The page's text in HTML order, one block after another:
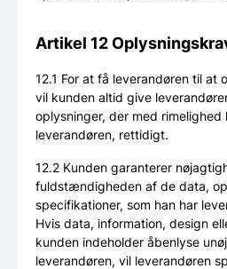
Artikel 12
12.1 For at få leverandøren til at
vil kunden altid give
oplysninger, der med
leverandøren, rettidigt.
12.2 Kunden garanterer
fuldstændigheden af de data,
specifikationer, som han har
Hvis data, information, design
kunden indeholder åbenlyse
leverandøren, vil leverandøren